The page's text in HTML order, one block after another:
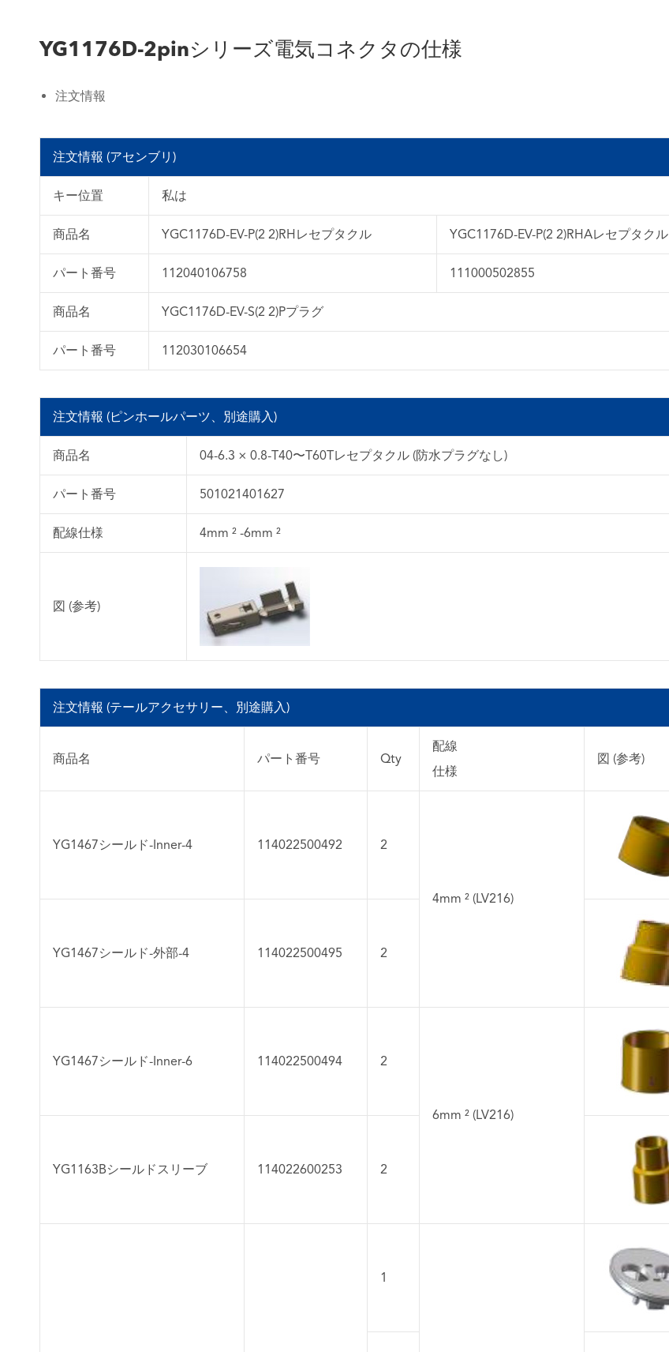
YG1176D-2pinシリーズ電気コネクタの仕様
注文情報
注文情報 (アセンブリ)
キー位置 私は
商品名 YGC1176D-EV-P(2 2)RHレセプタクル YGC1176D-EV-P(2 2)RHAレセプタクル
パート番号 112040106758 111000502855
商品名 YGC1176D-EV-S(2 2)Pプラグ
パート番号 112030106654
注文情報 (ピンホールパーツ、別途購入)
商品名 04-6.3 × 0.8-T40〜T60Tレセプタクル (防水プラグなし)
パート番号 501021401627
配線仕様 4mm ² -6mm ²
図 (参考)
注文情報 (テールアクセサリー、別途購入)
商品名 パート番号 Qty
配線
仕様
図 (参考)
YG1467シールド-Inner-4 114022500492 2
4mm ² (LV216)
YG1467シールド-外部-4 114022500495 2
YG1467シールド-Inner-6 114022500494 2
6mm ² (LV216)
YG1163Bシールドスリーブ 114022600253 2
1